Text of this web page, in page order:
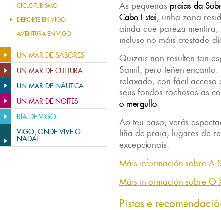
CICLOTURISMO
DEPORTE EN VIGO
AVENTURA EN VIGO
UN MAR DE SABORES
UN MAR DE CULTURA
UN MAR DE NÁUTICA
UN MAR DE NOITES
RÍA DE VIGO
VIGO, ONDE VIVE O
NADAL
As pequenas praias da
Cabo Estai, unha zona
aínda que pareza
incluso no máis atestado
Quizais non resulten tan
Samil, pero teñen
relaxado, con fácil acceso
seus fondos rochosos as
o mergullo.
Ao teu paso, verás
liña de praia, lugares de
excepcionais.
Máis información sobre A
Máis información sobre O
Pistas e